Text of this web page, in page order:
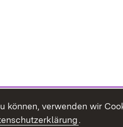
können, verwenden wir
.